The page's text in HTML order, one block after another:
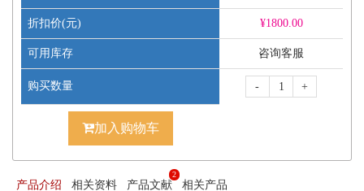
折扣价(元) ¥1800.00
可用库存 咨询客服
购买数量 - +
加入购物车
产品介绍 相关资料 产品文献
2
相关产品